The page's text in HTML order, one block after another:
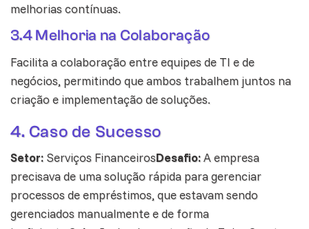
melhorias contínuas.
3.4 Melhoria na Colaboração
Facilita a colaboração entre equipes de TI e de
negócios, permitindo que ambos trabalhem juntos na
criação e implementação de soluções.
4. Caso de Sucesso
Setor: Serviços FinanceirosDesafio:A empresa
precisava de uma solução rápida para gerenciar
processos de empréstimos, que estavam sendo
gerenciados manualmente e de forma